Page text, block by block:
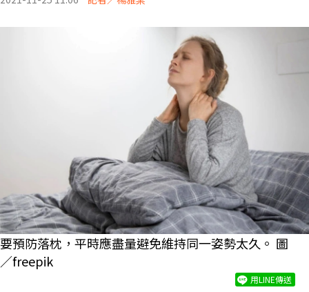
要預防落枕，平時應盡量避免維持同一姿勢太久。 圖
／freepik
用LINE傳送